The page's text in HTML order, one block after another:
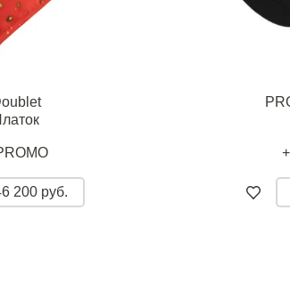
200 руб.